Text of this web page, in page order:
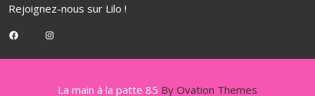
Rejoignez-nous sur Lilo !
FacebookInstagram
La main à la patte 85 By Ovation Themes